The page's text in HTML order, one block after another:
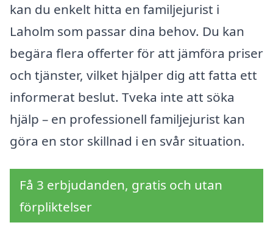
kan du enkelt hitta en familjejurist i
Laholm som passar dina behov. Du kan
begära flera offerter för att jämföra priser
och tjänster, vilket hjälper dig att fatta ett
informerat beslut. Tveka inte att söka
hjälp – en professionell familjejurist kan
göra en stor skillnad i en svår situation.
Få 3 erbjudanden, gratis och utan
förpliktelser